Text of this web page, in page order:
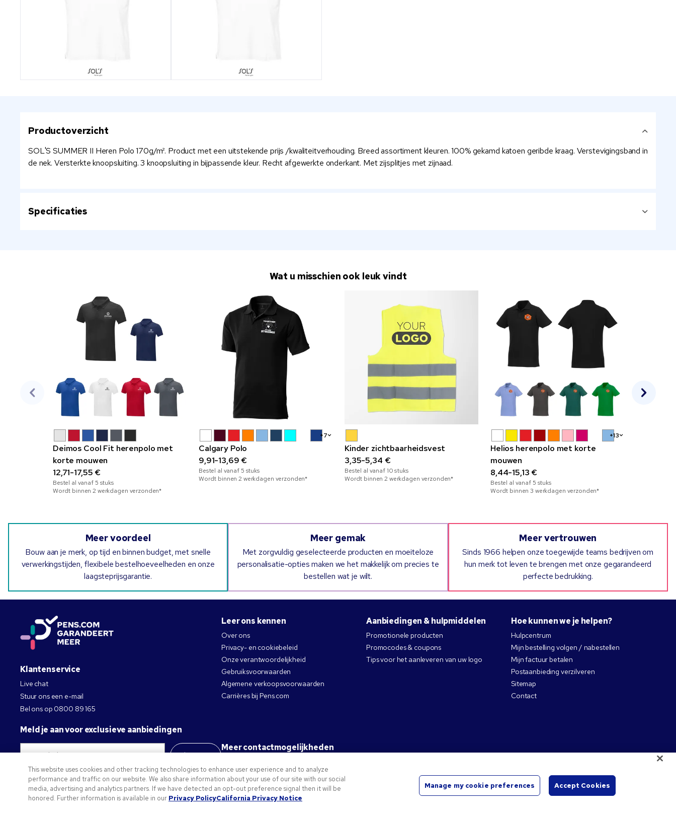
Productoverzicht
SOL'S SUMMER II Heren Polo 170g/m². Product met een uitstekende prijs /kwaliteitverhouding. Breed assortiment kleuren. 100% gekamd katoen geribde kraag. Verstevigingsband in
de nek. Versterkte knoopsluiting. 3 knoopsluiting in bijpassende kleur. Recht afgewerkte onderkant. Met zijsplitjes met zijnaad.
Specificaties
Wat u misschien ook leuk vindt
Deimos Cool Fit herenpolo met
korte mouwen
12,71-17,55 €
Bestel al vanaf5 stuks
Wordt binnen 2 werkdagen verzonden*
+7
Calgary Polo
9,91-13,69 €
Bestel al vanaf5 stuks
Wordt binnen 2 werkdagen verzonden*
Kinder zichtbaarheidsvest
3,35-5,34 €
Bestel al vanaf 10stuks
Wordt binnen 2 werkdagen verzonden*
+13
Helios herenpolo met korte
mouwen
8,44-15,13 €
Bestel al vanaf5 stuks
Wordt binnen 3 werkdagen verzonden*
Meer voordeel
Bouw aan je merk, op tijd en binnen budget, met snelle
verwerkingstijden, flexibele bestelhoeveelheden en onze
laagsteprijsgarantie.
Meer gemak
Met zorgvuldig geselecteerde producten en moeiteloze
personalisatie-opties maken we het makkelijk om precies te
bestellen wat je wilt.
Meer vertrouwen
Sinds 1966 helpen onze toegewijde teams bedrijven om
hun merk tot leven te brengen met onze gegarandeerd
perfecte bedrukking.
Klantenservice
Live chat
Stuur ons een e-mail
Bel ons op 0800 89 165
Meld je aan voor exclusieve aanbiedingen
Abonneer
Privacybeleid
Leer ons kennen
Over ons
Privacy- en cookiebeleid
Onze verantwoordelijkheid
Gebruiksvoorwaarden
Algemene verkoopsvoorwaarden
Carrières bij Pens.com
Meer contactmogelijkheden
Aanbiedingen & hulpmiddelen
Promotionele producten
Promocodes & coupons
Tips voor het aanleveren van uw logo
Hoe kunnen we je helpen?
Hulpcentrum
Mijn bestelling volgen / nabestellen
Mijn factuur betalen
Postaanbieding verzilveren
Sitemap
Contact
©2026 National Pen Company. Alle rechten voorbehouden. Pens.com en diens logo zijn handelsmerken van National Pen Company. Alle andere handelsmerken zijn eigendom van hun respectievelijke eigenaren.
This website uses cookies and other tracking technologies to enhance user experience and to analyze
performance and traffic on our website. We also share information about your use of our site with our social
media, advertising and analytics partners. If we have detected an opt-out preference signal then it will be
honored. Further information is available in our Privacy PolicyCalifornia Privacy Notice
Manage my cookie preferences Accept Cookies